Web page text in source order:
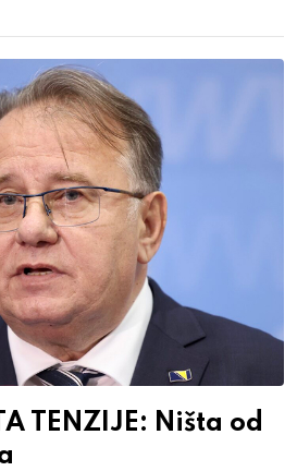
TENZIJE: Ništa od